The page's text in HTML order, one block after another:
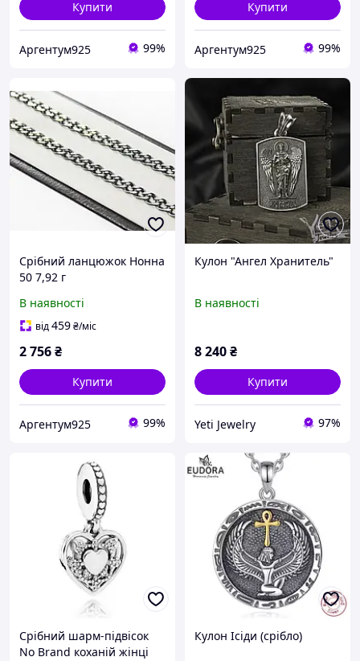
Купити
Аргентум925 99%
Купити
Аргентум925 99%
Срібний ланцюжок Нонна
50 7,92 г
В наявності
від459₴/міс
2 756₴
Купити
Аргентум925 99%
Кулон "Ангел Хранитель"
В наявності
8 240₴
Купити
Yeti Jewelry 97%
Срібний шарм-підвісок
No Brand коханій жінці
Кулон Ісіди (срібло)